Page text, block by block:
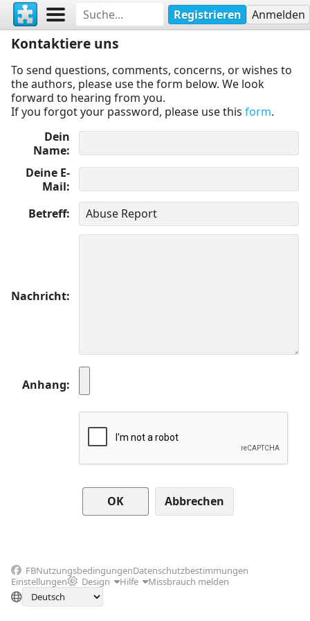
Registrieren Anmelden
Kontaktiere uns
To send questions, comments, concerns, or wishes to
the authors, please use the form below. We look
forward to hearing from you.
If you forgot your password, please use this form.
Dein
Name
Deine E-
Mail
Betreff
Nachricht
Anhang
Abbrechen
FBNutzungsbedingungenDatenschutzbestimmungen
Einstellungen
Design Hilfe Missbrauch melden